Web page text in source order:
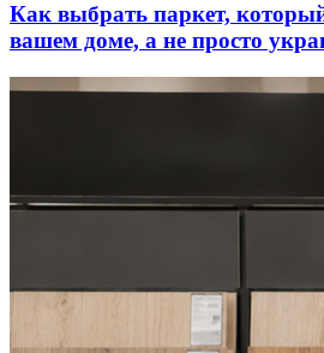
Как выбрать паркет,
вашем доме, а не просто